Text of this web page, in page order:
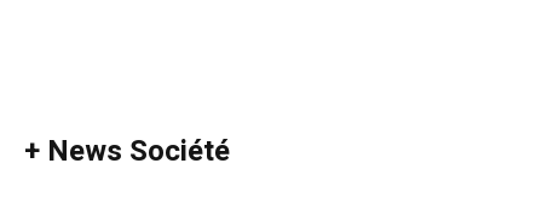
+ News Société